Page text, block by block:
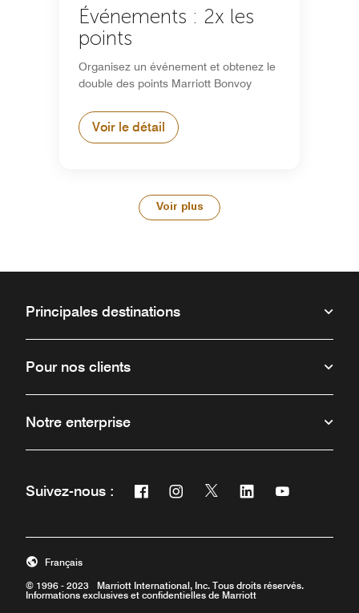
Événements : 2x les
points
Organisez un événement et obtenez le
double des points Marriott Bonvoy
Voir le détail
Voir plus
Principales destinations
Pour nos clients
Notre enterprise
Suivez-nous : Facebook
Ouvre une nouvelle fenêtre
Instagram
Ouvre une nouvelle fenêtre
Twitter
Ouvre une nouvelle
Linkedin
Ouvre uneOuvre une
© 1996 - 2023 Marriott International, Inc. Tous droits réservés.
Informations exclusives et confidentielles de Marriott
Français